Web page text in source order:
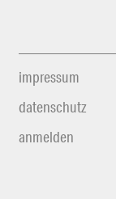
impressum
datenschutz
anmelden